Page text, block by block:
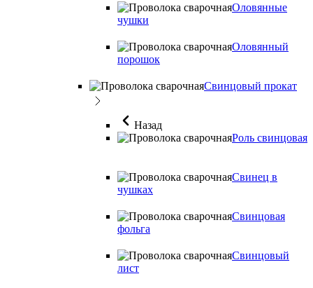
Оловянные
чушки
Оловянный
порошок
Свинцовый прокат
Назад
Роль свинцовая
Свинец в
чушках
Свинцовая
фольга
Свинцовый
лист